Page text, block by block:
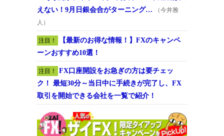
えない！9月日銀会合がターニング…
（今井雅
人）
注目！
【最新のお得な情報！】FXのキャンペ
ーンおすすめ10選！
注目！
FX口座開設をお急ぎの方は要チェッ
ク！ 最短30分～当日中に手続きが完了し、FX
取引を開始できる会社を一覧で紹介！